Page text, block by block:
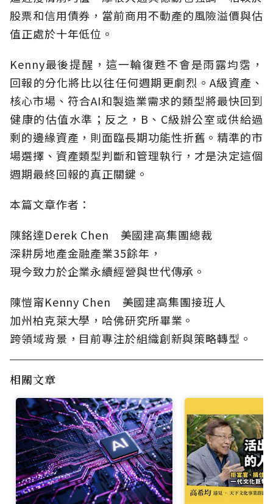
股票和信用債券，當前商用不動產的風險溢價與估
值正處於十年低位。
Kenny最後提醒，這一輪復甦不會是雨露均霑，
回報的分化將比以往任何週期更劇烈。A級資產、
核心市場、符合AI和製造業需求的類型將最快回到
健康的估值水準；反之，B、C級辦公室或供給過
剩的邊緣資產，則面臨長期功能性折舊。精準的市
場選擇、資產類型判斷和管理執行，才是決定這個
週期最終回報的真正關鍵。
本篇文章作者：
陳銘達Derek Chen 美國建高集團總裁
深耕房地產金融產業35餘年，
現今致力於企業永續經營與世代傳承。
陳愷甯Kenny Chen 美國建高集團接班人
加州柏克萊大學，哈佛研究所畢業。
跨領域背景，目前專注於組織創新與策略轉型。
相關文章